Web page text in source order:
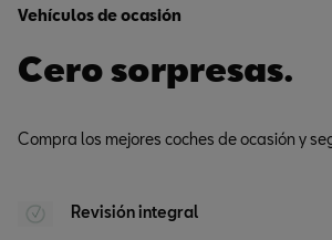
Vehículos de ocasión
Cero sorpresas.
Compra los mejores coches de ocasión y
Revisión integral